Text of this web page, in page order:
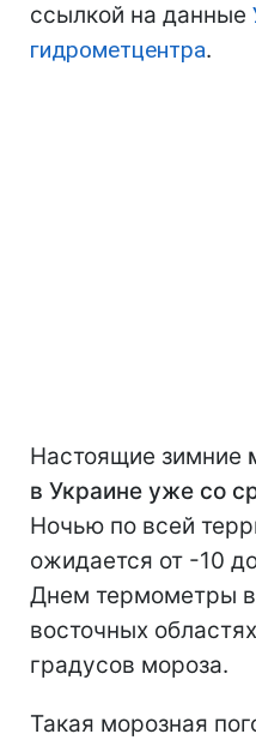
ссылкой на данные
гидрометцентра.
Настоящие зимние
в Украине уже со
Ночью по всей
ожидается от -10
Днем термометры
восточных
градусов мороза.
Такая морозная